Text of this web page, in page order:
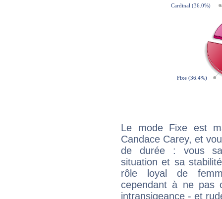
Le mode Fixe est
Candace Carey, et
de durée : vous
situation et sa
rôle loyal de
cependant à ne pas
intransigeance - et